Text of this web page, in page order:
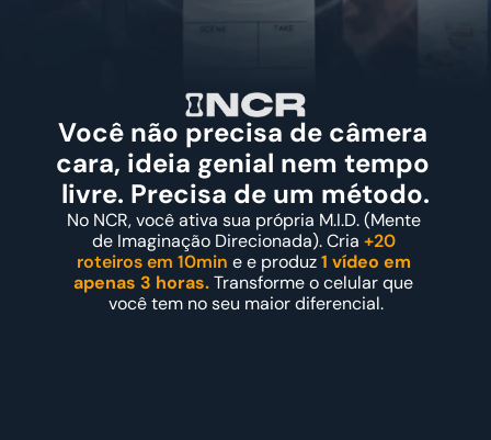
Você não precisa de câmera
cara, ideia genial nem tempo
livre. Precisa de um método.
No NCR, você ativa sua própria M.I.D. (Mente
de Imaginação Direcionada). Cria +20
roteiros em 10min e e produz 1 vídeo em
apenas 3 horas. Transforme o celular que
você tem no seu maior diferencial.